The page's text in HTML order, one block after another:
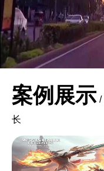
案例展示 /
长